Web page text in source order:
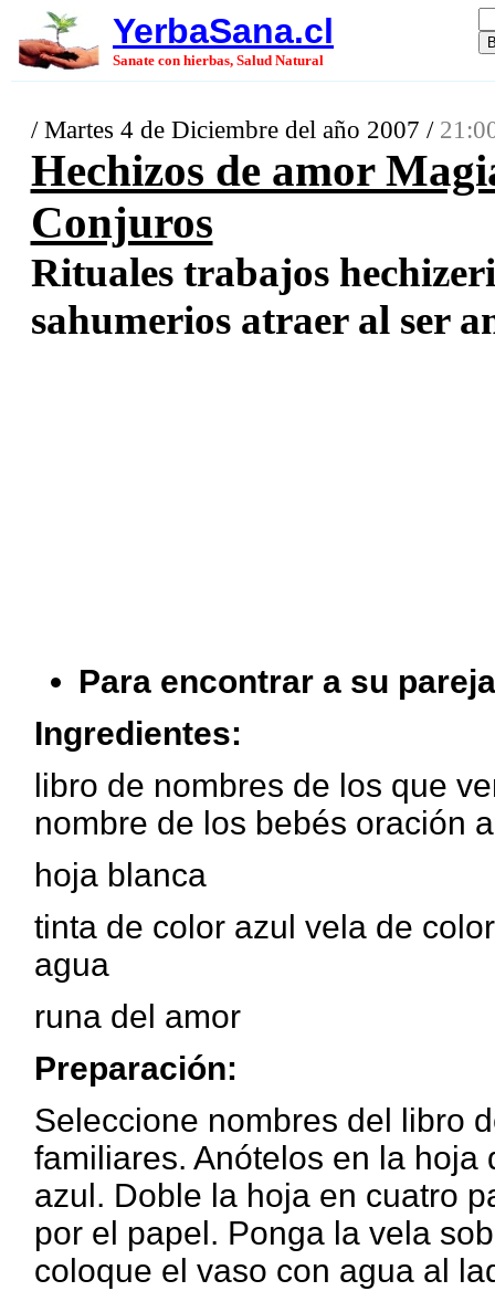
YerbaSana.cl
Sanate con hierbas, Salud Natural
/ Martes 4 de Diciembre del año 2007 /
Hechizos de amor
Conjuros
Rituales trabajos
sahumerios atraer al ser
Para encontrar a su
Ingredientes:
libro de nombres de los que
nombre de los bebés oración
hoja blanca
tinta de color azul vela de
agua
runa del amor
Preparación:
Seleccione nombres del libro
familiares. Anótelos en la
azul. Doble la hoja en cuatro
por el papel. Ponga la vela
coloque el vaso con agua al